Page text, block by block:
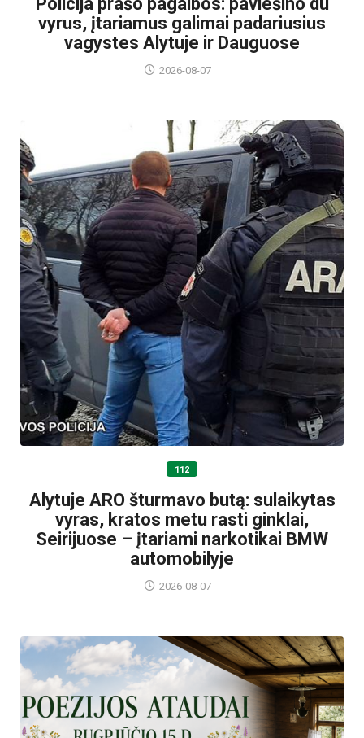
vyrus, įtariamus galimai padariusius
vagystes Alytuje ir Dauguose
2026-08-07
112
Alytuje ARO šturmavo butą: sulaikytas
vyras, kratos metu rasti ginklai,
Seirijuose – įtariami narkotikai BMW
automobilyje
2026-08-07